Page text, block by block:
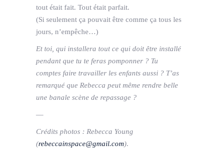
tout était fait. Tout était parfait.
(Si seulement ça pouvait être comme ça tous les
jours, n’empêche…)
Et toi, qui installera tout ce qui doit être installé
pendant que tu te feras pomponner ? Tu
comptes faire travailler les enfants aussi ? T’as
remarqué que Rebecca peut même rendre belle
une banale scène de repassage ?
—
Crédits photos : Rebecca Young
(rebeccainspace@gmail.com).